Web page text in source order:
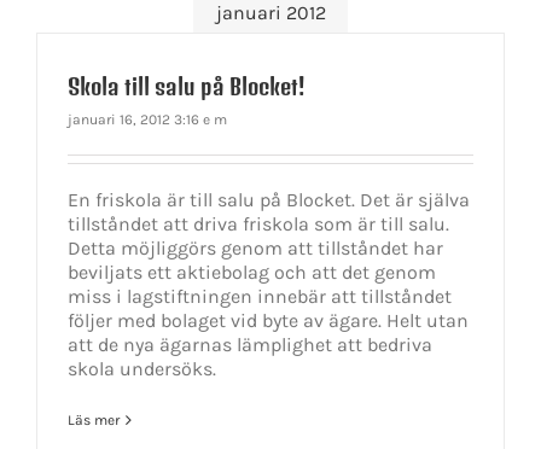
januari 2012
Skola till salu på Blocket!
januari 16, 2012 3:16 e m
En friskola är till salu på Blocket. Det är själva
tillståndet att driva friskola som är till salu.
Detta möjliggörs genom att tillståndet har
beviljats ett aktiebolag och att det genom
miss i lagstiftningen innebär att tillståndet
följer med bolaget vid byte av ägare. Helt utan
att de nya ägarnas lämplighet att bedriva
skola undersöks.
Läs mer